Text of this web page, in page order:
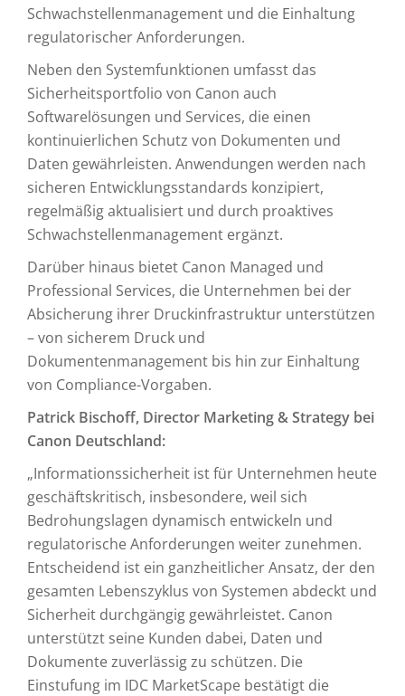
Schwachstellenmanagement und die Einhaltung
regulatorischer Anforderungen.
Neben den Systemfunktionen umfasst das
Sicherheitsportfolio von Canon auch
Softwarelösungen und Services, die einen
kontinuierlichen Schutz von Dokumenten und
Daten gewährleisten. Anwendungen werden nach
sicheren Entwicklungsstandards konzipiert,
regelmäßig aktualisiert und durch proaktives
Schwachstellenmanagement ergänzt.
Darüber hinaus bietet Canon Managed und
Professional Services, die Unternehmen bei der
Absicherung ihrer Druckinfrastruktur unterstützen
– von sicherem Druck und
Dokumentenmanagement bis hin zur Einhaltung
von Compliance-Vorgaben.
Patrick Bischoff, Director Marketing & Strategy bei
Canon Deutschland:
„Informationssicherheit ist für Unternehmen heute
geschäftskritisch, insbesondere, weil sich
Bedrohungslagen dynamisch entwickeln und
regulatorische Anforderungen weiter zunehmen.
Entscheidend ist ein ganzheitlicher Ansatz, der den
gesamten Lebenszyklus von Systemen abdeckt und
Sicherheit durchgängig gewährleistet. Canon
unterstützt seine Kunden dabei, Daten und
Dokumente zuverlässig zu schützen. Die
Einstufung im IDC MarketScape bestätigt die